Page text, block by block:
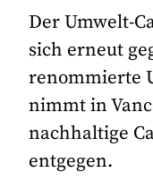
Der Umwelt-
sich erneut
renommierte
nimmt in
nachhaltige
entgegen.